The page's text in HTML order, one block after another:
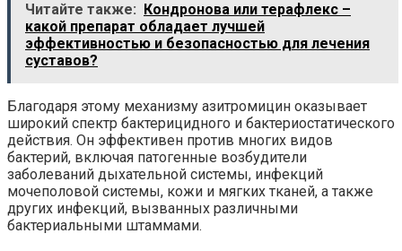
Читайте также:
Кондронова или терафлекс –
какой препарат обладает лучшей
эффективностью и безопасностью для лечения
суставов?
Благодаря этому механизму азитромицин оказывает
широкий спектр бактерицидного и бактериостатического
действия. Он эффективен против многих видов
бактерий, включая патогенные возбудители
заболеваний дыхательной системы, инфекций
мочеполовой системы, кожи и мягких тканей, а также
других инфекций, вызванных различными
бактериальными штаммами.